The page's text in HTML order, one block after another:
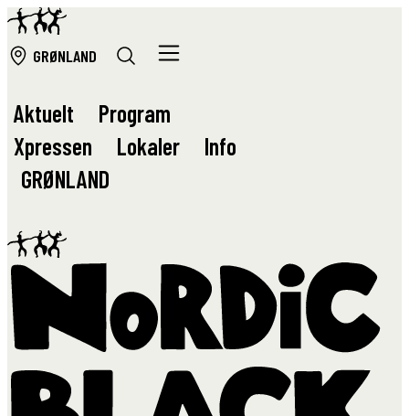
GRØNLAND
Aktuelt
Program
Xpressen
Lokaler
Info
GRØNLAND